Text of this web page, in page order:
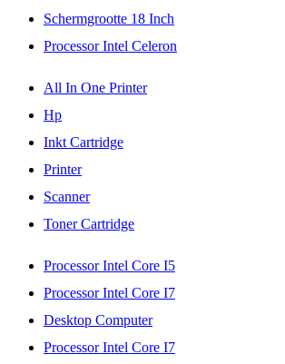
Schermgrootte 18 Inch
Processor Intel Celeron
All In One Printer
Hp
Inkt Cartridge
Printer
Scanner
Toner Cartridge
Processor Intel Core I5
Processor Intel Core I7
Desktop Computer
Processor Intel Core I7